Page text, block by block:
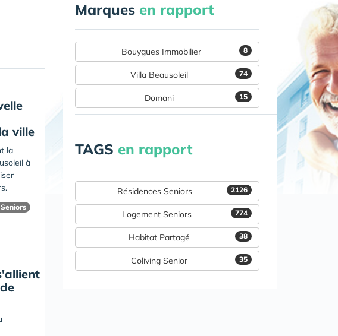
ville
la
à
Marques en rapport
8
Bouygues Immobilier
74
Villa Beausoleil
15
Domani
TAGS en rapport
2126
Résidences Seniors
774
Logement Seniors
38
Habitat Partagé
35
Coliving Senior